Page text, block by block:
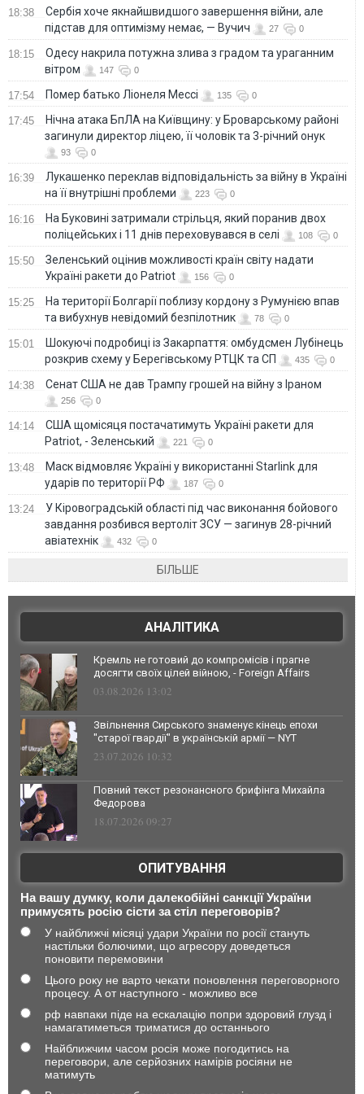
18:38
Сербія хоче якнайшвидшого завершення війни, але
підстав для оптимізму немає, — Вучич
27 0
18:15
Одесу накрила потужна злива з градом та ураганним
вітром
147 0
17:54 Помер батько Ліонеля Мессі 135 0
17:45
Нічна атака БпЛА на Київщину: у Броварському районі
загинули директор ліцею, її чоловік та 3-річний онук
93 0
16:39
Лукашенко переклав відповідальність за війну в Україні
на її внутрішні проблеми
223 0
16:16
На Буковині затримали стрільця, який поранив двох
поліцейських і 11 днів переховувався в селі
108 0
15:50
Зеленський оцінив можливості країн світу надати
Україні ракети до Patriot
156 0
15:25
На території Болгарії поблизу кордону з Румунією впав
та вибухнув невідомий безпілотник
78 0
15:01
Шокуючі подробиці із Закарпаття: омбудсмен Лубінець
розкрив схему у Берегівському РТЦК та СП
435 0
14:38 Сенат США не дав Трампу грошей на війну з Іраном
256 0
14:14
США щомісяця постачатимуть Україні ракети для
Patriot, - Зеленський
221 0
13:48
Маск відмовляє Україні у використанні Starlink для
ударів по території РФ
187 0
13:24
У Кіровоградській області під час виконання бойового
завдання розбився вертоліт ЗСУ — загинув 28-річний
авіатехнік
432 0
БІЛЬШЕ
АНАЛІТИКА
Кремль не готовий до компромісів і прагне
досягти своїх цілей війною, - Foreign Affairs
03.08.2026 13:02
Звільнення Сирського знаменує кінець епохи
"старої гвардії" в українській армії — NYT
23.07.2026 10:32
Повний текст резонансного брифінга Михайла
Федорова
18.07.2026 09:27
ОПИТУВАННЯ
На вашу думку, коли далекобійні санкції України
примусять росію сісти за стіл переговорів?
У найближчі місяці удари України по росії стануть
настільки болючими, що агресору доведеться
поновити перемовини
Цього року не варто чекати поновлення переговорного
процесу. А от наступного - можливо все
рф навпаки піде на ескалацію попри здоровий глузд і
намагатиметься триматися до останнього
Найближчим часом росія може погодитись на
переговори, але серйозних намірів росіяни не
матимуть